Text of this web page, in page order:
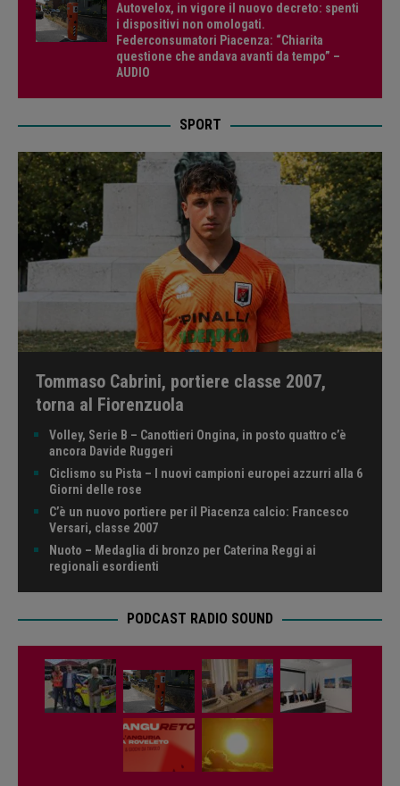
Autovelox, in vigore il nuovo decreto: spenti
i dispositivi non omologati.
Federconsumatori Piacenza: “Chiarita
questione che andava avanti da tempo” –
AUDIO
SPORT
Tommaso Cabrini, portiere classe 2007,
torna al Fiorenzuola
Volley, Serie B – Canottieri Ongina, in posto quattro c’è
ancora Davide Ruggeri
Ciclismo su Pista – I nuovi campioni europei azzurri alla 6
Giorni delle rose
C’è un nuovo portiere per il Piacenza calcio: Francesco
Versari, classe 2007
Nuoto – Medaglia di bronzo per Caterina Reggi ai
regionali esordienti
PODCAST RADIO SOUND